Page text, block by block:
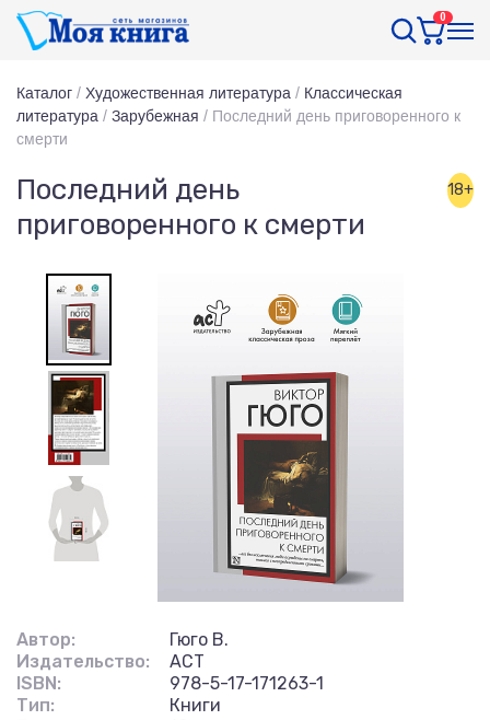
0
Каталог / Художественная литература / Классическая
литература / Зарубежная / Последний день приговоренного к
смерти
Последний день
приговоренного к смерти
18+
Автор:
Гюго В.
Издательство:
АСТ
ISBN:
978-5-17-171263-1
Тип:
Книги